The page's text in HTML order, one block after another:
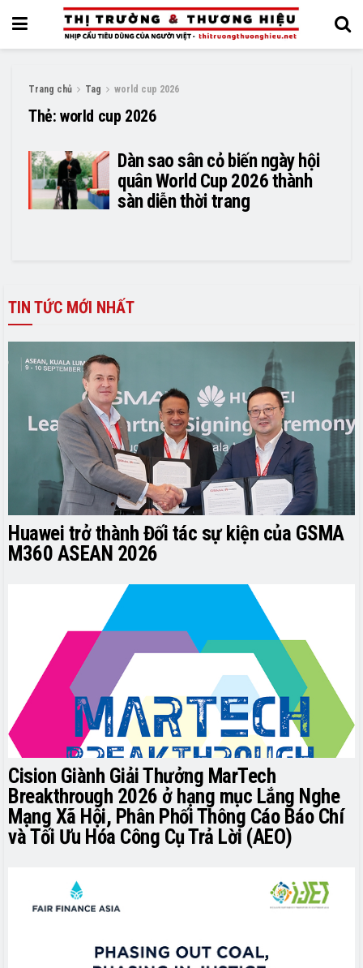
Trang chủ Tag world cup 2026
Thẻ: world cup 2026
Dàn sao sân cỏ biến ngày hội
quân World Cup 2026 thành
sàn diễn thời trang
TIN TỨC MỚI NHẤT
Huawei trở thành Đối tác sự kiện của GSMA
M360 ASEAN 2026
Cision Giành Giải Thưởng MarTech
Breakthrough 2026 ở hạng mục Lắng Nghe
Mạng Xã Hội, Phân Phối Thông Cáo Báo Chí
và Tối Ưu Hóa Công Cụ Trả Lời (AEO)